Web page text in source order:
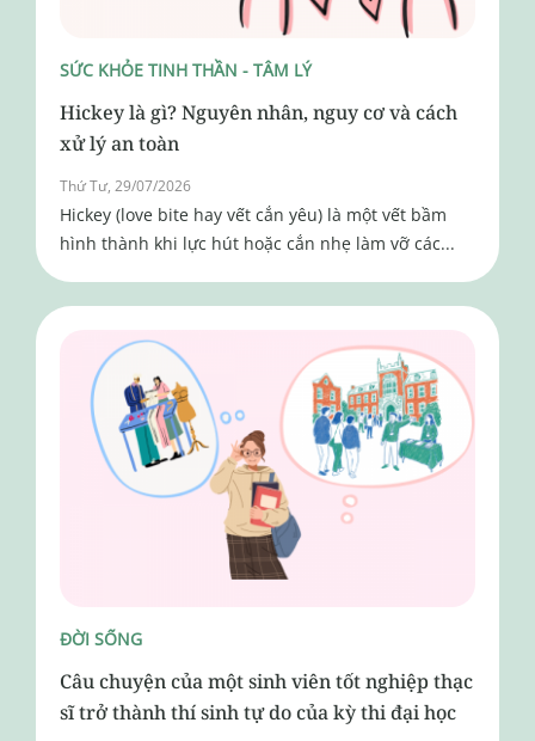
SỨC KHỎE TINH THẦN - TÂM LÝ
Hickey là gì? Nguyên nhân, nguy cơ và cách
xử lý an toàn
Thứ Tư, 29/07/2026
Hickey (love bite hay vết cắn yêu) là một vết bầm
hình thành khi lực hút hoặc cắn nhẹ làm vỡ các...
ĐỜI SỐNG
Câu chuyện của một sinh viên tốt nghiệp thạc
sĩ trở thành thí sinh tự do của kỳ thi đại học